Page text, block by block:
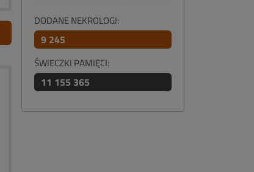
DODANE NEKROLOGI:
9 245
ŚWIECZKI PAMIĘCI:
11 155 365